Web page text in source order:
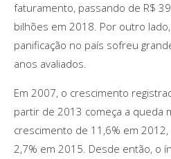
faturamento, passando de R$
bilhões em 2018. Por outro
panificação no país sofreu
anos avaliados.
Em 2007, o crescimento
partir de 2013 começa a queda
crescimento de 11,6% em
2,7% em 2015. Desde então, o